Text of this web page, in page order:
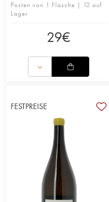
Posten von 1 Flasche | 12 auf
Lager
29€
FESTPREISE